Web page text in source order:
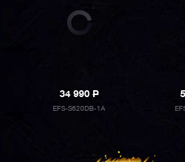
34 990P
EFS-S620DB-1A